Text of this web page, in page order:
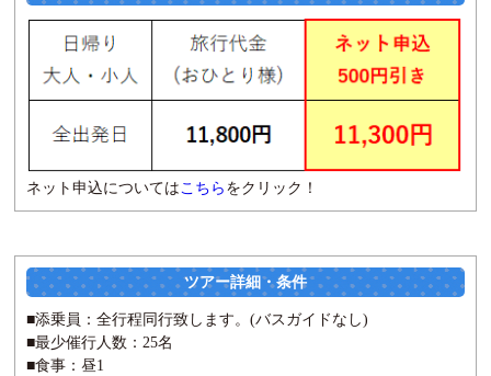
ネット申込については こちら をクリック！
ツアー詳細・条件
■添乗員：全行程同行致します。(バスガイドなし)
■最少催行人数：25名
■食事：昼1